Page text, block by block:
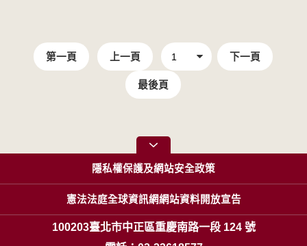
第一頁 上一頁 下一頁
最後頁
隱私權保護及網站安全政策
憲法法庭全球資訊網網站資料開放宣告
100203臺北市中正區重慶南路一段 124 號